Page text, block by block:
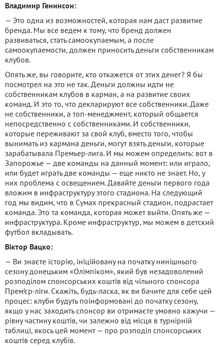
Владимир Генинсон:
— Это одна из возможностей, которая нам даст развитие
бренда. Мы все ведем к тому, что бренд должен
развиваться, стать самоокупаемым, а после
самоокупаемости, должен приносить деньги собственникам
клубов.
Опять же, вы говорите, кто откажется от этих денег? Я бы
посмотрел на это не так. Деньги должны идти не
собственникам клубов в карман, а на развитие своих
команд. И это то, что декларируют все собственники. Даже
не собственники, а топ-менеджмент, который общается
непосредственно с собственниками. И собственники,
которые переживают за свой клуб, вместо того, чтобы
вынимать из кармана деньги, могут взять деньги, которые
зарабатывала Премьер-лига. И мы можем определить: вот в
Запорожье — две команды на данный момент: или играло,
или будет играть две команды — еще никто не знает. Но, у
них проблема с освещением. Давайте деньги первого года
вложим в инфраструктуру этого стадиона. На следующий
год мы видим, что в Сумах прекрасный стадион, подрастает
команда. Это та команда, которая может выйти. Опять же —
инфраструктура. Кроме инфраструктур, мы можем в детский
футбол вкладывать.
Віктор Вацко:
— Ви знаєте історію, ініційовану на початку нинішнього
сезону донецьким «Олімпіком», який був незадоволений
розподілом спонсорських коштів від чільного спонсора
Прем’єр-ліги. Скажіть, будь-ласка, як ви бачите для себе цей
процес: клуби будуть поінформовані до початку сезону,
якщо у нас заходить спонсор ви отримаєте умовно кажучи —
рівну частину коштів, чи залежно від місця в турнірній
таблиці, якось цей момент — про розподіл спонсорських
коштів серед клубів.